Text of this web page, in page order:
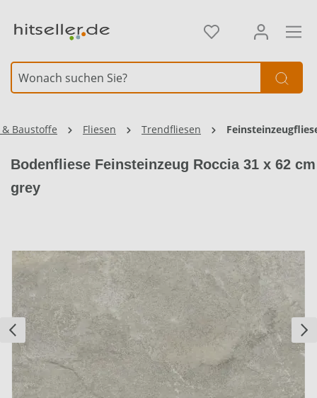
Baustoffe Fliesen Trendfliesen
Bodenfliese Feinsteinzeug Roccia 31 x 62 cm
grey